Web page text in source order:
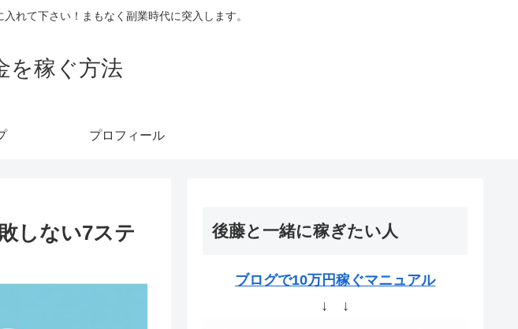
れて下さい！まもなく副業時代に突入します。
を稼ぐ方法
プロフィール
しない7ステ
後藤と一緒に稼ぎたい人
ブログで10万円稼ぐマニュアル
↓ ↓